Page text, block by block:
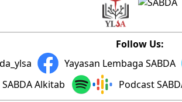
Follow Us:
Yayasan Lembaga SABDA
SABDA Alkitab
Podcast